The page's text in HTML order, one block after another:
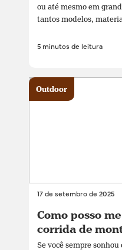
ou até mesmo em
tantos modelos,
5 minutos de leitura
17 de setembro de 2025
Como posso
corrida de
Se você sempre
Outdoor